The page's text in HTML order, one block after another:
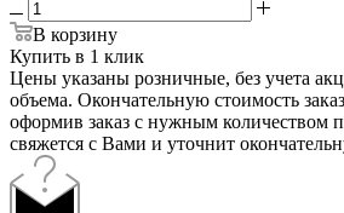
В корзину
Купить в 1 клик
Цены указаны розничные, без учета
объема. Окончательную стоимость
оформив заказ с нужным количеством
свяжется с Вами и уточнит